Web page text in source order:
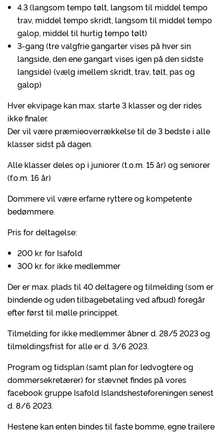
4.3 (langsom tempo tølt, langsom til middel tempo
trav, middel tempo skridt, langsom til middel tempo
galop, middel til hurtig tempo tølt)
3-gang (tre valgfrie gangarter vises på hver sin
langside, den ene gangart vises igen på den sidste
langside) (vælg imellem skridt, trav, tølt, pas og
galop)
Hver ekvipage kan max. starte 3 klasser og der rides
ikke finaler.
Der vil være præmieoverrækkelse til de 3 bedste i alle
klasser sidst på dagen.
Alle klasser deles op i juniorer (t.o.m. 15 år) og seniorer
(f.o.m. 16 år)
Dommere vil være erfarne ryttere og kompetente
bedømmere.
Pris for deltagelse:
200 kr. for Isafold
300 kr. for ikke medlemmer
Der er max. plads til 40 deltagere og tilmelding (som er
bindende og uden tilbagebetaling ved afbud) foregår
efter først til mølle princippet.
Tilmelding for ikke medlemmer åbner d. 28/5 2023 og
tilmeldingsfrist for alle er d. 3/6 2023.
Program og tidsplan (samt plan for ledvogtere og
dommersekretærer) for stævnet findes på vores
facebook gruppe Isafold Islandshesteforeningen senest
d. 8/6 2023.
Hestene kan enten bindes til faste bomme, egne trailere